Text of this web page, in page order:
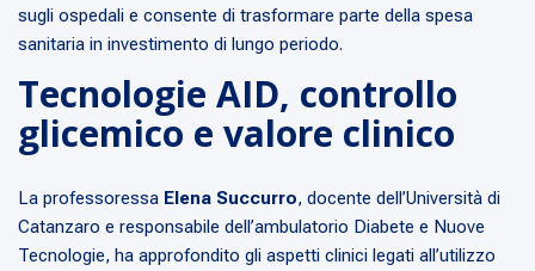
sugli ospedali e consente di trasformare parte della spesa
sanitaria in investimento di lungo periodo.
Tecnologie AID, controllo
glicemico e valore clinico
La professoressa Elena Succurro, docente dell’Università di
Catanzaro e responsabile dell’ambulatorio Diabete e Nuove
Tecnologie, ha approfondito gli aspetti clinici legati all’utilizzo